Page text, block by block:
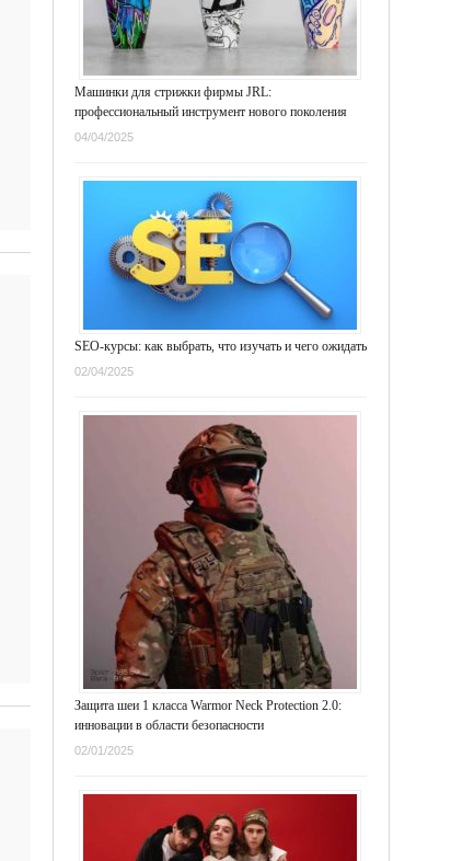
Машинки для стрижки фирмы JRL:
профессиональный инструмент нового поколения
04/04/2025
SEO-курсы: как выбрать, что изучать и чего ожидать
02/04/2025
Защита шеи 1 класса Warmor Neck Protection 2.0:
инновации в области безопасности
02/01/2025